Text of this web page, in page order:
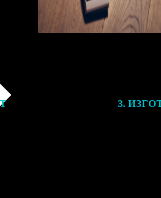
заказа к печати
могут связаться с Вами
телефону или email для
деталей.
3.
Оплатите
оплаты